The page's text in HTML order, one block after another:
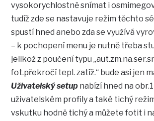
vysokorychlostně snímat i
tudíž zde se nastavuje režim těchto
spustí hned anebo zda se využívá
– k pochopení menu je nutně třeba
jelikož z poučení typu
fot.překročí tepl. zatíž.“ bude asi jen
Uživatelský setup nabízí hned na
uživatelském profily a také tichý
vskutku hodně tichý a můžete fotit i